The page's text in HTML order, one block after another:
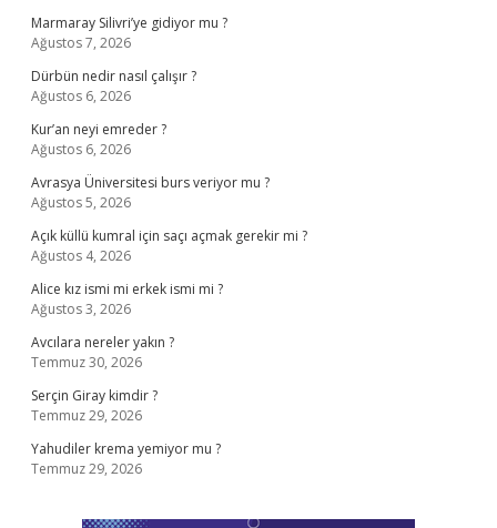
Marmaray Silivri’ye gidiyor mu ?
Ağustos 7, 2026
Dürbün nedir nasıl çalışır ?
Ağustos 6, 2026
Kur’an neyi emreder ?
Ağustos 6, 2026
Avrasya Üniversitesi burs veriyor mu ?
Ağustos 5, 2026
Açık küllü kumral için saçı açmak gerekir mi ?
Ağustos 4, 2026
Alice kız ismi mi erkek ismi mi ?
Ağustos 3, 2026
Avcılara nereler yakın ?
Temmuz 30, 2026
Serçin Giray kimdir ?
Temmuz 29, 2026
Yahudiler krema yemiyor mu ?
Temmuz 29, 2026